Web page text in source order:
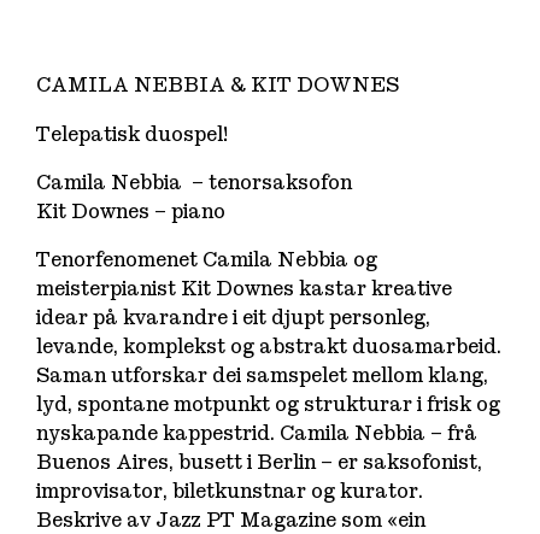
CAMILA NEBBIA & KIT DOWNES
Telepatisk duospel!
Camila Nebbia – tenorsaksofon
Kit Downes – piano
Tenorfenomenet Camila Nebbia og
meisterpianist Kit Downes kastar kreative
idear på kvarandre i eit djupt personleg,
levande, komplekst og abstrakt duosamarbeid.
Saman utforskar dei samspelet mellom klang,
lyd, spontane motpunkt og strukturar i frisk og
nyskapande kappestrid. Camila Nebbia – frå
Buenos Aires, busett i Berlin – er saksofonist,
improvisator, biletkunstnar og kurator.
Beskrive av Jazz PT Magazine som «ein